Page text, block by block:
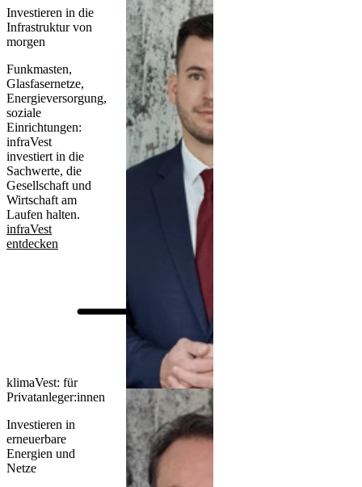
Investieren in die
Infrastruktur von
morgen
Funkmasten,
Glasfasernetze,
Energieversorgung,
soziale
Einrichtungen:
infraVest
investiert in die
Sachwerte, die
Gesellschaft und
Wirtschaft am
Laufen halten.
infraVest
entdecken
klimaVest: für
Privatanleger:innen
Investieren in
erneuerbare
Energien und
Netze